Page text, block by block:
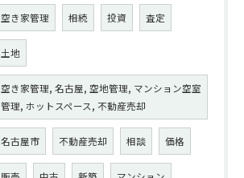
空き家管理 相続 投資 査定
土地
空き家管理, 名古屋, 空地管理, マンション空室
管理, ホットスペース, 不動産売却
名古屋市 不動産売却 相談 価格